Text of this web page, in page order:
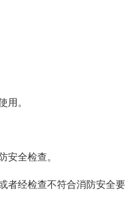
用。
安全检查。
者经检查不符合消防安全要